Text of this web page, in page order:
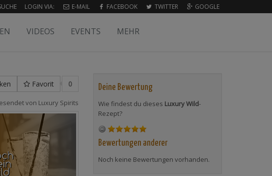
LOGIN VIA: E-MAIL FACEBOOK TWITTER GOOGLE
VIDEOS EVENTS MEHR
Favorit 0
von Luxury Spirits
Deine Bewertung
Wie findest du dieses Luxury Wild-
Rezept?
Bewertungen anderer
Noch keine Bewertungen vorhanden.